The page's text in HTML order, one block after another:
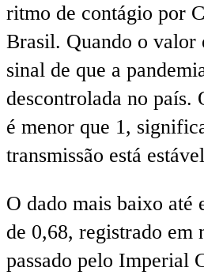
ritmo de contágio por
Brasil. Quando o valor
sinal de que a
descontrolada no país.
é menor que 1,
transmissão está
O dado mais baixo até
de 0,68, registrado em
passado pelo Imperial